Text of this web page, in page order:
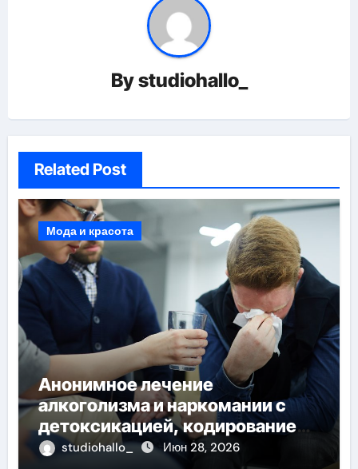
Bystudiohallo_
Related Post
Мода и красота
Анонимное лечение
алкоголизма и наркомании с
детоксикацией, кодированием
и круглосуточной помощью под
studiohallo_ Июн 28, 2026